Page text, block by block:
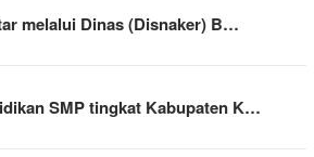
melalui Dinas (Disnaker) B…
SMP tingkat Kabupaten K…